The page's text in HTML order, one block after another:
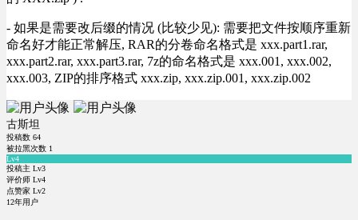
- 如果是需要改后缀的情况 (比较少见): 需要把文件按顺序重新
命名好才能正常解压, RAR的分卷命名格式是 xxx.part1.rar,
xxx.part2.rar, xxx.part3.rar, 7z的命名格式是 xxx.001, xxx.002,
xxx.003, ZIP的排序格式 xxx.zip, xxx.zip.001, xxx.zip.002
古斯坦
投稿数 64
被拉黑次数 1
Lv4
投稿主 Lv3
评价师 Lv4
点赞家 Lv2
12年用户